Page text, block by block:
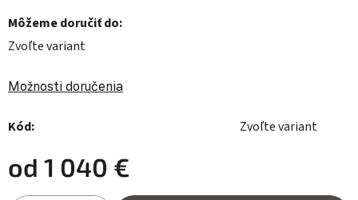
Môžeme doručiť do:
Zvoľte variant
Možnosti doručenia
Kód: Zvoľte variant
od 1 040 €